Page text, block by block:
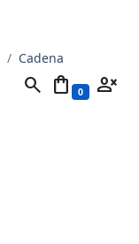
Cadena
search shopping_bag 0 person_cancel